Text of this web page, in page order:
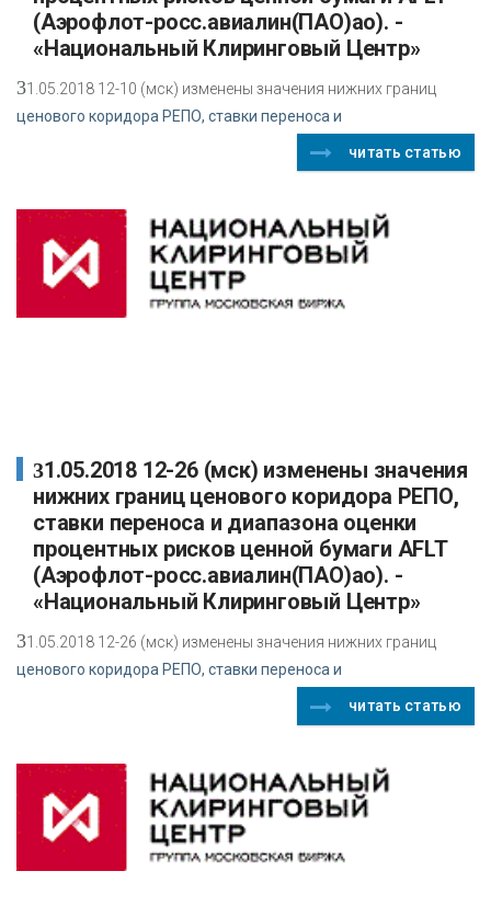
(Аэрофлот-росс.авиалин(ПАО)ао). -
«Национальный Клиринговый Центр»
31.05.2018 12-10 (мск) изменены значения нижних границ
ценового коридора РЕПО, ставки переноса и
читать статью
31.05.2018 12-26 (мск) изменены значения
нижних границ ценового коридора РЕПО,
ставки переноса и диапазона оценки
процентных рисков ценной бумаги AFLT
(Аэрофлот-росс.авиалин(ПАО)ао). -
«Национальный Клиринговый Центр»
31.05.2018 12-26 (мск) изменены значения нижних границ
ценового коридора РЕПО, ставки переноса и
читать статью